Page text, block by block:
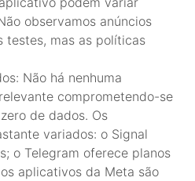
observamos anúncios
testes, mas as políticas
Não há nenhuma
comprometendo-se
de dados. Os
variados: o Signal
o Telegram oferece planos
aplicativos da Meta são